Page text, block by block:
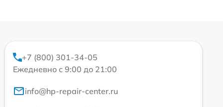
+7 (800) 301-34-05
Ежедневно с 9:00 до 21:00
info@hp-repair-center.ru